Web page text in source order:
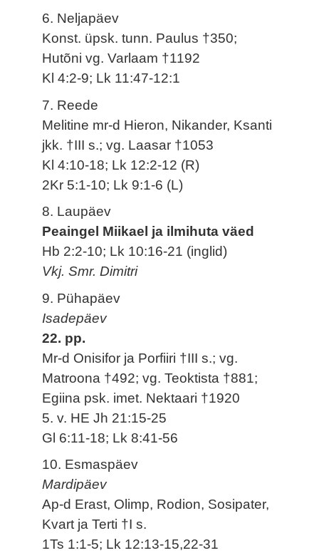
6. Neljapäev
Konst. üpsk. tunn. Paulus †350;
Hutõni vg. Varlaam †1192
Kl 4:2-9; Lk 11:47-12:1
7. Reede
Melitine mr-d Hieron, Nikander, Ksanti
jkk. †III s.; vg. Laasar †1053
Kl 4:10-18; Lk 12:2-12 (R)
2Kr 5:1-10; Lk 9:1-6 (L)
8. Laupäev
Peaingel Miikael ja ilmihuta väed
Hb 2:2-10; Lk 10:16-21 (inglid)
Vkj. Smr. Dimitri
9. Pühapäev
Isadepäev
22. pp.
Mr-d Onisifor ja Porfiiri †III s.; vg.
Matroona †492; vg. Teoktista †881;
Egiina psk. imet. Nektaari †1920
5. v. HE Jh 21:15-25
Gl 6:11-18; Lk 8:41-56
10. Esmaspäev
Mardipäev
Ap-d Erast, Olimp, Rodion, Sosipater,
Kvart ja Terti †I s.
1Ts 1:1-5; Lk 12:13-15,22-31